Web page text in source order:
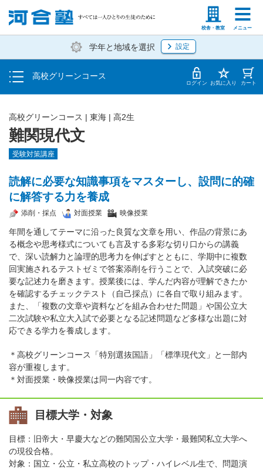
校舎・教室 メニュー
塾生の方 高等学校の先生
学年と地域を選択 設定
高校グリーンコース
学費の仕組み・支払方法
受講開始までの流れ
校舎・教室一覧 ログイン お気に入り カート
高校グリーンコース | 東海 | 高2生
難関現代文
受験対策講座
読解に必要な知識事項をマスターし、設問に的確
に解答する力を養成
添削・採点 対面授業 映像授業
年間を通してテーマに沿った良質な文章を用い、作品の背景にあ
る概念や思考様式についても言及する多彩な切り口からの講義
で、深い読解力と論理的思考力を伸ばすとともに、学期中に複数
回実施されるテストゼミで答案添削を行うことで、入試突破に必
要な記述力を磨きます。授業後には、学んだ内容が理解できたか
を確認するチェックテスト（自己採点）に各自で取り組みます。
また、「複数の文章や資料などを組み合わせた問題」や国公立大
二次試験や私立大入試で必要となる記述問題など多様な出題に対
応できる学力を養成します。
＊高校グリーンコース「特別選抜国語」「標準現代文」と一部内
容が重複します。
＊対面授業・映像授業は同一内容です。
目標大学・対象
目標：旧帝大・早慶大などの難関国公立大学・最難関私立大学へ
の現役合格。
対象：国立・公立・私立高校のトップ・ハイレベル生で、問題演